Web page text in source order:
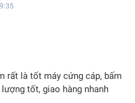
rất là tốt máy cứng cáp, bấm
tốt, giao hàng nhanh